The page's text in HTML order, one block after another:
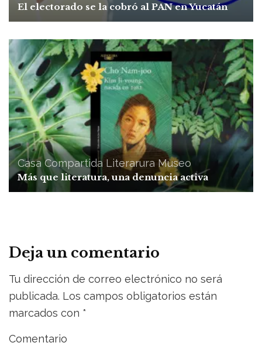
El electorado se la cobró al PAN en Yucatán
Casa Compartida Literarura Museo
Más que literatura, una denuncia activa
Deja un comentario
Tu dirección de correo electrónico no será
publicada. Los campos obligatorios están
marcados con *
Comentario